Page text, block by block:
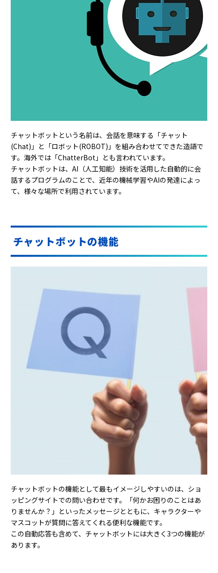
チャットボットという名前は、会話を意味する「チャット
(Chat)」と「ロボット(ROBOT)」を組み合わせてできた造語で
す。海外では「ChatterBot」とも言われています。
チャットボットは、AI（人工知能）技術を活用した自動的に会
話するプログラムのことで、近年の機械学習やAIの発達によっ
て、様々な場所で利用されています。
チャットボットの機能
チャットボットの機能として最もイメージしやすいのは、ショ
ッピングサイトでの問い合わせです。「何かお困りのことはあ
りませんか？」といったメッセージとともに、キャラクターや
マスコットが質問に答えてくれる便利な機能です。
この自動応答も含めて、チャットボットには大きく3つの機能が
あります。